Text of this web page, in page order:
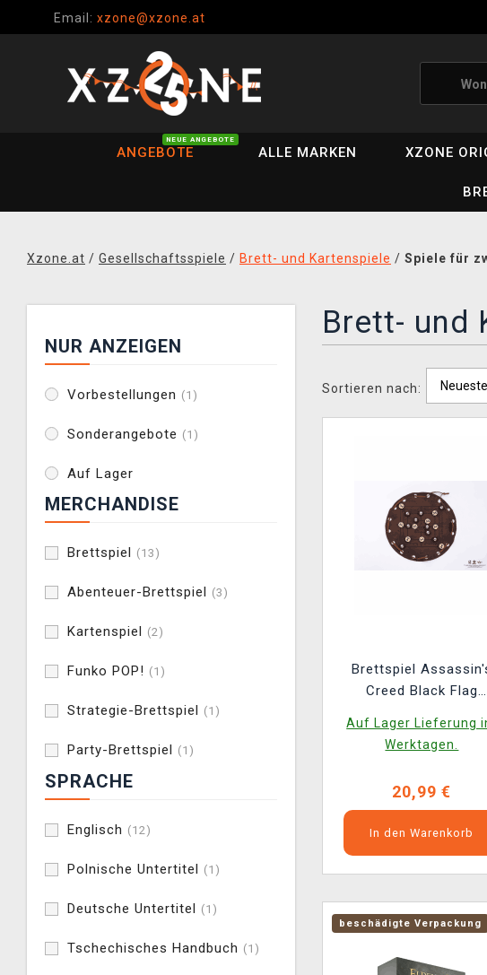
Email: xzone@xzone.at
ANGEBOTE
NEUE ANGEBOTE
ALLE MARKEN XZONE
Xzone.at / Gesellschaftsspiele / Brett- und Kartenspiele / Spiele für
NUR ANZEIGEN
Vorbestellungen (1)
Sonderangebote (1)
Auf Lager
MERCHANDISE
Brettspiel (13)
Abenteuer-Brettspiel (3)
Kartenspiel (2)
Funko POP! (1)
Strategie-Brettspiel (1)
Party-Brettspiel (1)
SPRACHE
Englisch (12)
Polnische Untertitel (1)
Deutsche Untertitel (1)
Tschechisches Handbuch (1)
Brett- und
Sortieren nach:
Brettspiel
Creed Black Flag
Morris
Auf Lager Lieferung
Werktagen.
20,99 €
In den Warenkorb
beschädigte Verpackung